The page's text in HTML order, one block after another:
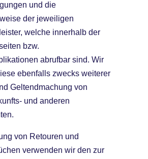
und die
der jeweiligen
welche innerhalb der
bzw.
abrufbar sind. Wir
ebenfalls zwecks weiterer
Geltendmachung von
und anderen
von Retouren und
verwenden wir den zur